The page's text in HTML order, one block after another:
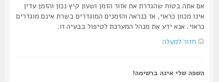
אם אתה בטוח שהגדרת את אזור הזמן ושעון קיץ נכון והזמן עדין
אינו מכוון כראוי, אז כנראה והזמנים המוגדרים בשרת אינם מוגדרים
כראוי. אנא ידע את מנהל המערכת לטיפול בבעיה זו.
חזור למעלה
השפה שלי אינה ברשימה!